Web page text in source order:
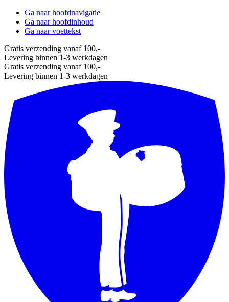
Ga naar hoofdnavigatie
Ga naar hoofdinhoud
Ga naar voettekst
Gratis verzending vanaf 100,-
Levering binnen 1-3 werkdagen
Gratis verzending vanaf 100,-
Levering binnen 1-3 werkdagen